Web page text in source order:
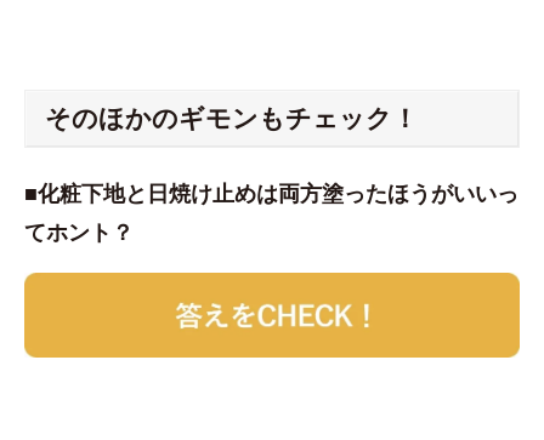
そのほかのギモンもチェック！
■化粧下地と日焼け止めは両方塗ったほうがいいっ
てホント？